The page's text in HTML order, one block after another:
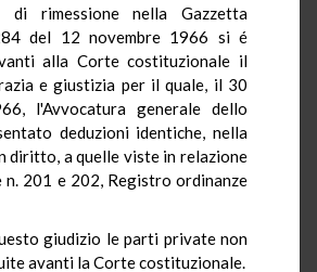
di rimessione nella Gazzetta
del 12 novembre 1966 si é
alla Corte costituzionale il
e giustizia per il quale, il 30
l'Avvocatura generale dello
deduzioni identiche, nella
diritto, a quelle viste in relazione
n. 201 e 202, Registro ordinanze
giudizio le parti private non
avanti la Corte costituzionale.